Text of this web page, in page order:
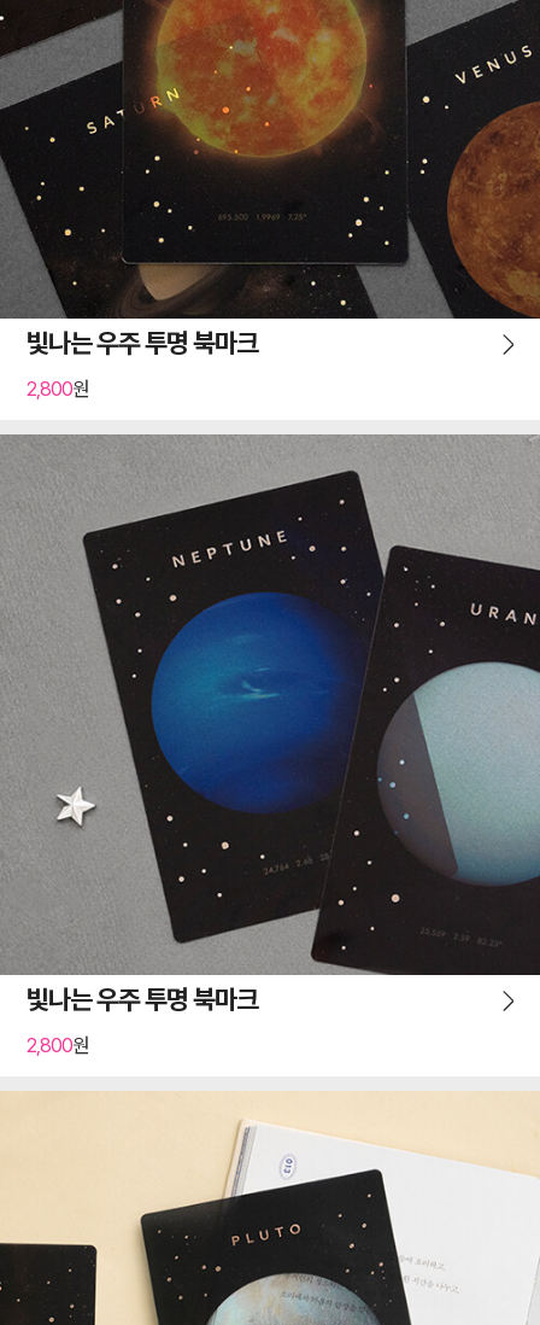
빛나는 우주 투명 북마크
2,800원
빛나는 우주 투명 북마크
2,800원